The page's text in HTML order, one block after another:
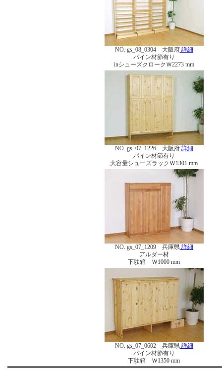
NO. gs_08_0304 大阪府詳細
パイン材節有り
inシューズクロークＷ2273 mm
NO. gs_07_1226 大阪府詳細
パイン材節有り
大容量シューズラックＷ1301 mm
NO. gs_07_1209 兵庫県詳細
アルダー材
下駄箱 Ｗ1000 mm
NO. gs_07_0602 兵庫県詳細
パイン材節有り
下駄箱 Ｗ1350 mm